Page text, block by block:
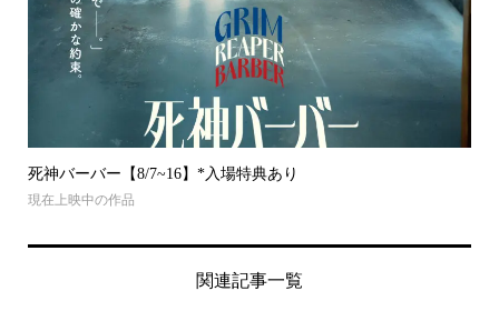
死神バーバー【8/7~16】*入場特典あり
現在上映中の作品
関連記事一覧